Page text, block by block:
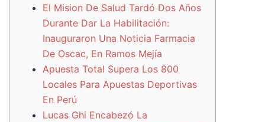
El Mision De Salud Tardó Dos Años
Durante Dar La Habilitación:
Inauguraron Una Noticia Farmacia
De Oscac, En Ramos Mejía
Apuesta Total Supera Los 800
Locales Para Apuestas Deportivas
En Perú
Lucas Ghi Encabezó La